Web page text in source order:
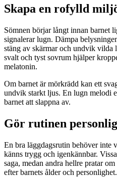
Skapa en rofylld
Sömnen börjar långt innan barnet
signalerar lugn. Dämpa
stäng av skärmar och undvik
svalt och tyst sovrum hjälper
melatonin.
Om barnet är mörkrädd kan ett
undvik starkt ljus. En lugn melodi
barnet att slappna av.
Gör rutinen personlig
En bra läggdagsrutin behöver inte
känns trygg och igenkännbar.
saga, medan andra hellre pratar
efter barnets ålder och personlighet.